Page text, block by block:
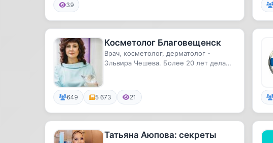
39
Косметолог Благовещенск
Врач, косметолог, дерматолог -
Эльвира Чешева. Более 20 лет делаю
649 5 673 21
Татьяна Аюпова: секреты